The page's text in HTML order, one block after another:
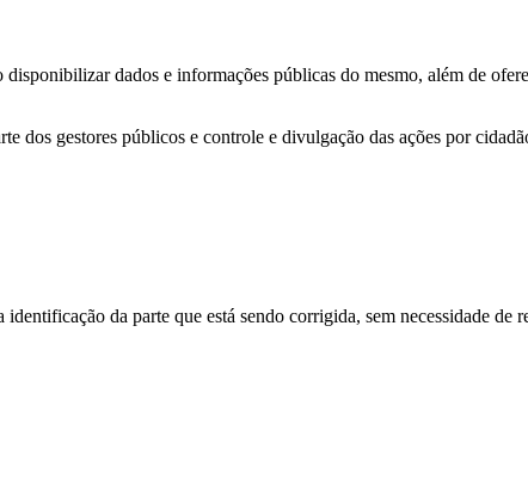
dados e informações públicas do mesmo, além de
gestores públicos e controle e divulgação das ações por
da parte que está sendo corrigida, sem necessidade de